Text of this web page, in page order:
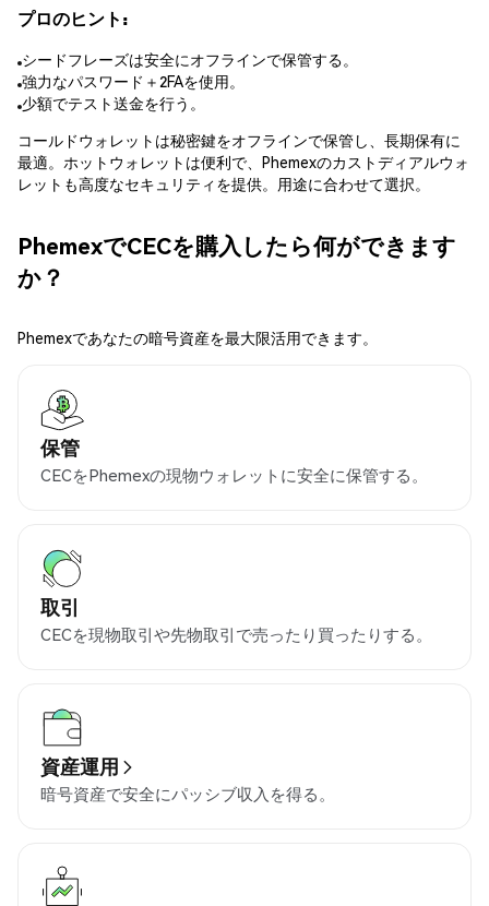
プロのヒント:
シードフレーズは安全にオフラインで保管する。
強力なパスワード＋2FAを使用。
少額でテスト送金を行う。
コールドウォレットは秘密鍵をオフラインで保管し、長期保有に
最適。ホットウォレットは便利で、Phemexのカストディアルウォ
レットも高度なセキュリティを提供。用途に合わせて選択。
PhemexでCECを購入したら何ができます
か？
Phemexであなたの暗号資産を最大限活用できます。
保管
CECをPhemexの現物ウォレットに安全に保管する。
取引
CECを現物取引や先物取引で売ったり買ったりする。
資産運用
暗号資産で安全にパッシブ収入を得る。